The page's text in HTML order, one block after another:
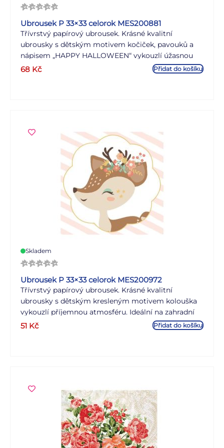
Ubrousek P 33×33 celorok MES200881
Třívrstvý papírový ubrousek. Krásné kvalitní
ubrousky s dětským motivem kočiček, pavouků a
nápisem „HAPPY HALLOWEEN“ vykouzlí úžasnou
atmosféru. Ideální na halloweenskou párty. MOTIV:
68 Kč Přidat do košíku
Skladem
Ubrousek P 33×33 celorok MES200972
Třívrstvý papírový ubrousek. Krásné kvalitní
ubrousky s dětským kresleným motivem kolouška
vykouzlí příjemnou atmosféru. Ideální na zahradní
prostírání, oslavy nebo na zkrášlení interiéru. MOTIV:
51 Kč Přidat do košíku